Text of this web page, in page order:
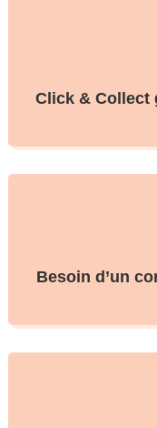
Click & Collect
Besoin d’un